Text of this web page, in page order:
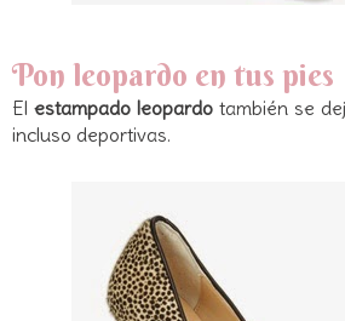
Pon leopardo en tus pies
Elestampado leopardotambién se
incluso deportivas.